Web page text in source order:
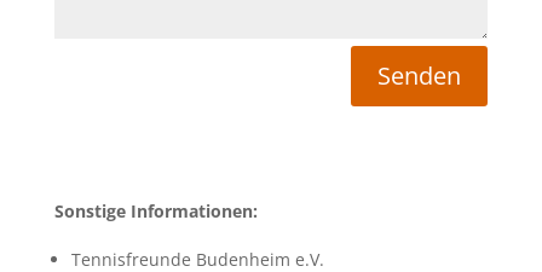
Senden
Sonstige Informationen:
Tennisfreunde Budenheim e.V.